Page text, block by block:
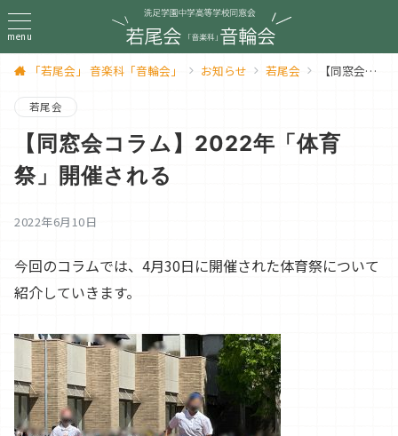
menu
「若尾会」 音楽科「音輪会」 お知らせ 若尾会 【同窓会コラム】2022年「体育祭」開催される
若尾会
【同窓会コラム】2022年「体育
祭」開催される
2022年6月10日
今回のコラムでは、4月30日に開催された体育祭について
紹介していきます。